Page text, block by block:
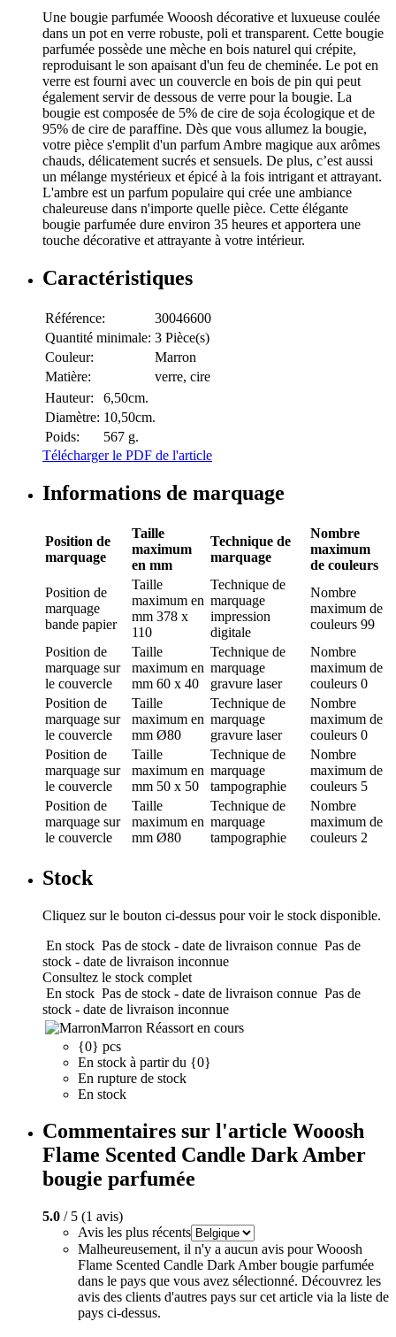
Une bougie parfumée Wooosh décorative et luxueuse coulée
dans un pot en verre robuste, poli et transparent. Cette bougie
parfumée possède une mèche en bois naturel qui crépite,
reproduisant le son apaisant d'un feu de cheminée. Le pot en
verre est fourni avec un couvercle en bois de pin qui peut
également servir de dessous de verre pour la bougie. La
bougie est composée de 5% de cire de soja écologique et de
95% de cire de paraffine. Dès que vous allumez la bougie,
votre pièce s'emplit d'un parfum Ambre magique aux arômes
chauds, délicatement sucrés et sensuels. De plus, c’est aussi
un mélange mystérieux et épicé à la fois intrigant et attrayant.
L'ambre est un parfum populaire qui crée une ambiance
chaleureuse dans n'importe quelle pièce. Cette élégante
bougie parfumée dure environ 35 heures et apportera une
touche décorative et attrayante à votre intérieur.
Caractéristiques
Référence:
30046600
Quantité minimale: 3 Pièce(s)
Couleur:
Marron
Matière:
verre, cire
Hauteur:
6,50cm.
Diamètre: 10,50cm.
Poids:
567 g.
Télécharger le PDF de l'article
Informations de marquage
Position de
marquage
Taille
maximum
en mm
Technique de
marquage
Nombre
maximum
de couleurs
Position de
marquage
bande papier
Taille
maximum en
mm 378 x
110
Technique de
marquage
impression
digitale
Nombre
maximum de
couleurs 99
Position de
marquage sur
le couvercle
Taille
maximum en
mm 60 x 40
Technique de
marquage
gravure laser
Nombre
maximum de
couleurs 0
Position de
marquage sur
le couvercle
Taille
maximum en
mm Ø80
Technique de
marquage
gravure laser
Nombre
maximum de
couleurs 0
Position de
marquage sur
le couvercle
Taille
maximum en
mm 50 x 50
Technique de
marquage
tampographie
Nombre
maximum de
couleurs 5
Position de
marquage sur
le couvercle
Taille
maximum en
mm Ø80
Technique de
marquage
tampographie
Nombre
maximum de
couleurs 2
Stock
Cliquez sur le bouton ci-dessus pour voir le stock disponible.
En stock Pas de stock - date de livraison connue Pas de
stock - date de livraison inconnue
Consultez le stock complet
En stock Pas de stock - date de livraison connue Pas de
stock - date de livraison inconnue
Marron Réassort en cours
{0} pcs
En stock à partir du {0}
En rupture de stock
En stock
Commentaires sur l'article Wooosh
Flame Scented Candle Dark Amber
bougie parfumée
5.0 / 5 (1 avis)
Avis les plus récents
Malheureusement, il n'y a aucun avis pour Wooosh
Flame Scented Candle Dark Amber bougie parfumée
dans le pays que vous avez sélectionné. Découvrez les
avis des clients d'autres pays sur cet article via la liste de
pays ci-dessus.